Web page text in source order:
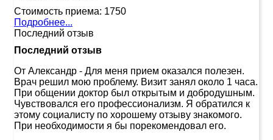
Стоимость приема: 1750
Подробнее...
Последний отзыв
Последний отзыв
От Александр - Для меня прием оказался полезен.
Врач решил мою проблему. Визит занял около 1 часа.
При общении доктор был открытым и добродушным.
Чувствовался его профессионализм. Я обратился к
этому социалисту по хорошему отзыву знакомого.
При необходимости я бы порекомендовал его.